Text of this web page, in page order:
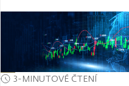
3-MINUTOVÉ ČTENÍ